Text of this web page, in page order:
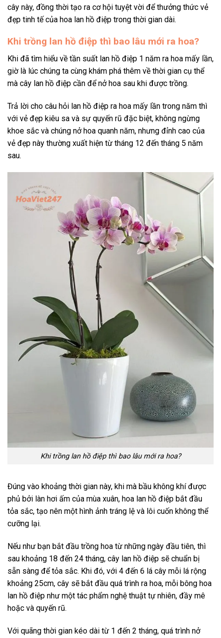
cây này, đồng thời tạo ra cơ hội tuyệt vời để thưởng thức vẻ
đẹp tinh tế của hoa lan hồ điệp trong thời gian dài.
Khi trồng lan hồ điệp thì bao lâu mới ra hoa?
Khi đã tìm hiểu về tần suất lan hồ điệp 1 năm ra hoa mấy lần,
giờ là lúc chúng ta cùng khám phá thêm về thời gian cụ thể
mà cây lan hồ điệp cần để nở hoa sau khi được trồng.
Trả lời cho câu hỏi lan hồ điệp ra hoa mấy lần trong năm thì
với vẻ đẹp kiêu sa và sự quyến rũ đặc biệt, không ngừng
khoe sắc và chúng nở hoa quanh năm, nhưng đỉnh cao của
vẻ đẹp này thường xuất hiện từ tháng 12 đến tháng 5 năm
sau.
Khi trồng lan hồ điệp thì bao lâu mới ra hoa?
Đúng vào khoảng thời gian này, khi mà bầu không khí được
phủ bởi làn hơi ấm của mùa xuân, hoa lan hồ điệp bắt đầu
tỏa sắc, tạo nên một hình ảnh tráng lệ và lôi cuốn không thể
cưỡng lại.
Nếu như bạn bắt đầu trồng hoa từ những ngày đầu tiên, thì
sau khoảng 18 đến 24 tháng, cây lan hồ điệp sẽ chuẩn bị
sẵn sàng để tỏa sắc. Khi đó, với 4 đến 6 lá cây mỗi lá rộng
khoảng 25cm, cây sẽ bắt đầu quá trình ra hoa, mỗi bông hoa
lan hồ điệp như một tác phẩm nghệ thuật tự nhiên, đầy mê
hoặc và quyến rũ.
Với quãng thời gian kéo dài từ 1 đến 2 tháng, quá trình nở